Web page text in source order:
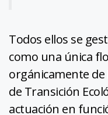
Todos ellos se
como una única
orgánicamente
de Transición
actuación en